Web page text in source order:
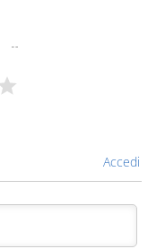
Accedi